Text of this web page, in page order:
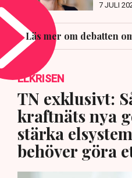
7 JULI
Läs mer om debatten
ELKRISEN
TN exklusivt:
kraftnäts nya
stärka
behöver göra